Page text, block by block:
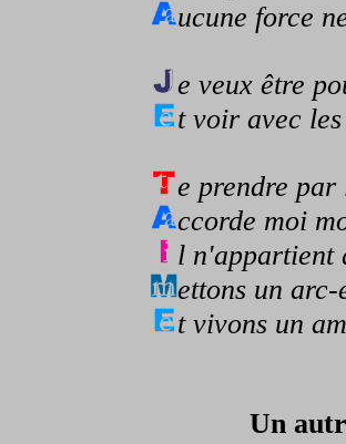
ucune force
e veux être
t voir avec
e prendre
ccorde moi
l n'appartient
ettons un
t vivons un
Un